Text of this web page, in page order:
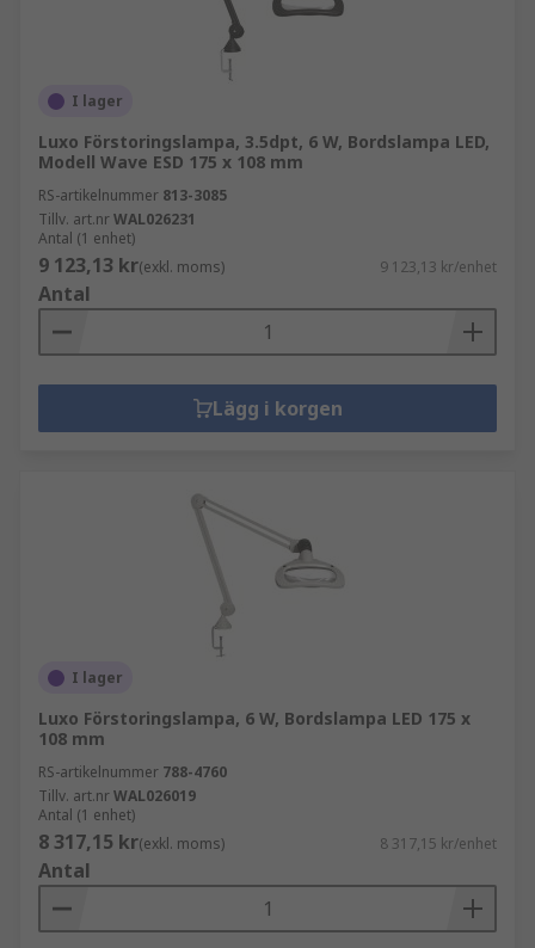
I lager
Luxo Förstoringslampa, 3.5dpt, 6 W, Bordslampa LED,
Modell Wave ESD 175 x 108 mm
RS-artikelnummer 813-3085
Tillv. art.nrWAL026231
Antal (1 enhet)
9 123,13 kr(exkl. moms) 9 123,13 kr/enhet
Antal
Lägg i korgen
I lager
Luxo Förstoringslampa, 6 W, Bordslampa LED 175 x
108 mm
RS-artikelnummer 788-4760
Tillv. art.nrWAL026019
Antal (1 enhet)
8 317,15 kr(exkl. moms) 8 317,15 kr/enhet
Antal